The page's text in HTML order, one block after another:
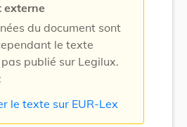
externe
du document sont
le texte
publié sur Legilux.
le texte sur EUR-Lex